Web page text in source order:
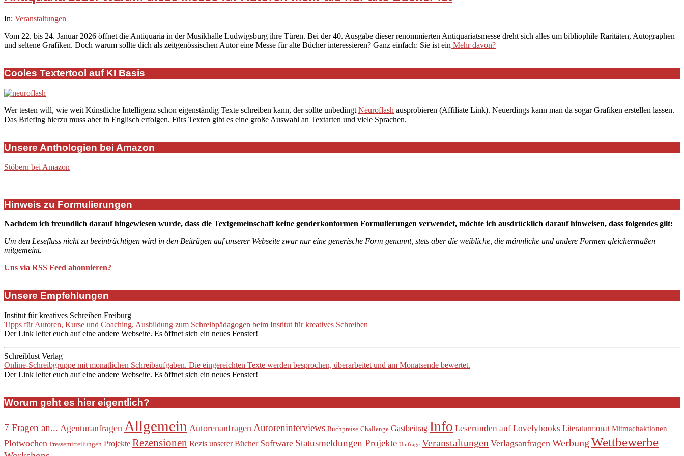
2026-
21
In: Veranstaltungen
Vom 22. bis 24. Januar 2026 öffnet die Antiquaria in der Musikhalle Ludwigsburg ihre Türen. Bei der 40. Ausgabe dieser renommierten Antiquariatsmesse dreht sich alles um bibliophile Raritäten, Autographen
und seltene Grafiken. Doch warum sollte dich als zeitgenössischen Autor eine Messe für alte Bücher interessieren? Ganz einfach: Sie ist ein Mehr davon?
Cooles Textertool auf KI Basis
Wer testen will, wie weit Künstliche Intelligenz schon eigenständig Texte schreiben kann, der sollte unbedingt Neuroflash ausprobieren (Affiliate Link). Neuerdings kann man da sogar Grafiken erstellen lassen.
Das Briefing hierzu muss aber in Englisch erfolgen. Fürs Texten gibt es eine große Auswahl an Textarten und viele Sprachen.
Unsere Anthologien bei Amazon
Stöbern bei Amazon
Hinweis zu Formulierungen
Nachdem ich freundlich darauf hingewiesen wurde, dass die Textgemeinschaft keine genderkonformen Formulierungen verwendet, möchte ich ausdrücklich darauf hinweisen, dass folgendes gilt:
Um den Lesefluss nicht zu beeinträchtigen wird in den Beiträgen auf unserer Webseite zwar nur eine generische Form genannt, stets aber die weibliche, die männliche und andere Formen gleichermaßen
mitgemeint.
Uns via RSS Feed abonnieren?
Unsere Empfehlungen
Institut für kreatives Schreiben Freiburg
Tipps für Autoren, Kurse und Coaching, Ausbildung zum Schreibpädagogen beim Institut für kreatives Schreiben
Der Link leitet euch auf eine andere Webseite. Es öffnet sich ein neues Fenster!
Schreiblust Verlag
Online-Schreibgruppe mit monatlichen Schreibaufgaben. Die eingereichten Texte werden besprochen, überarbeitet und am Monatsende bewertet.
Der Link leitet euch auf eine andere Webseite. Es öffnet sich ein neues Fenster!
Worum geht es hier eigentlich?
7 Fragen an... Agenturanfragen Allgemein Autorenanfragen Autoreninterviews Buchpreise Challenge Gastbeitrag Info Leserunden auf Lovelybooks Literaturmonat Mitmachaktionen
Plotwochen Pressemitteilungen Projekte Rezensionen Rezis unserer Bücher Software Statusmeldungen Projekte Umfrage Veranstaltungen Verlagsanfragen Werbung Wettbewerbe